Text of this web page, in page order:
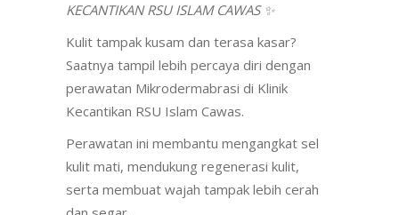
KECANTIKAN RSU ISLAM CAWAS ✨
Kulit tampak kusam dan terasa kasar?
Saatnya tampil lebih percaya diri dengan
perawatan Mikrodermabrasi di Klinik
Kecantikan RSU Islam Cawas.
Perawatan ini membantu mengangkat sel
kulit mati, mendukung regenerasi kulit,
serta membuat wajah tampak lebih cerah